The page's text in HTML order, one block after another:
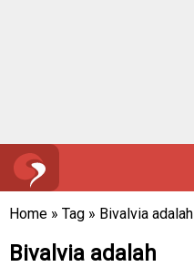
Home » Tag » Bivalvia adalah
Bivalvia adalah